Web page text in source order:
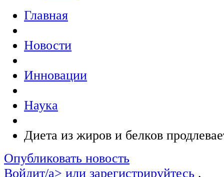
Главная
Новости
Инновации
Наука
Диета из жиров и белков
Опубликовать новость
Войдит/a> или зарегистрируйтесь ,